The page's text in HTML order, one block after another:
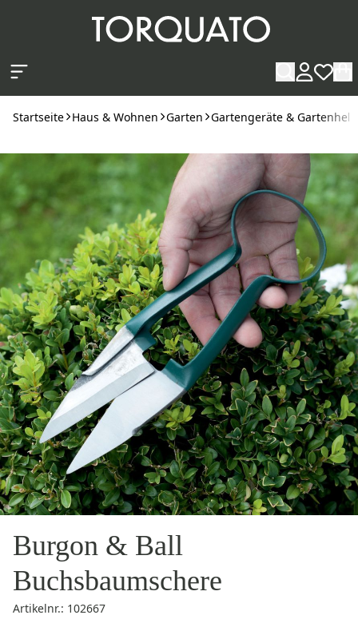
Startseite Haus & Wohnen Garten Gartengeräte &
Burgon & Ball
Buchsbaumschere
Artikelnr.: 102667